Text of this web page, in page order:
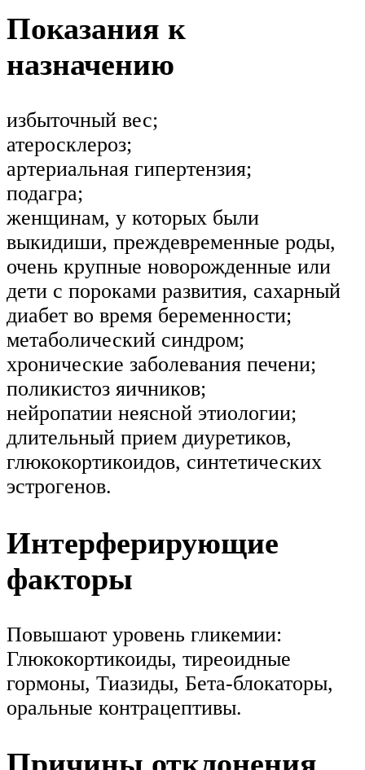
Показания к
назначению
избыточный вес;
атеросклероз;
артериальная гипертензия;
подагра;
женщинам, у которых были
выкидиши, преждевременные роды,
очень крупные новорожденные или
дети с пороками развития, сахарный
диабет во время беременности;
метаболический синдром;
хронические заболевания печени;
поликистоз яичников;
нейропатии неясной этиологии;
длительный прием диуретиков,
глюкокортикоидов, синтетических
эстрогенов.
Интерферирующие
факторы
Повышают уровень гликемии:
Глюкокортикоиды, тиреоидные
гормоны, Тиазиды, Бета-блокаторы,
оральные контрацептивы.